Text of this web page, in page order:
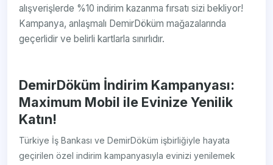
alışverişlerde %10 indirim kazanma fırsatı sizi bekliyor!
Kampanya, anlaşmalı DemirDöküm mağazalarında
geçerlidir ve belirli kartlarla sınırlıdır.
DemirDöküm İndirim Kampanyası:
Maximum Mobil ile Evinize Yenilik
Katın!
Türkiye İş Bankası ve DemirDöküm işbirliğiyle hayata
geçirilen özel indirim kampanyasıyla evinizi yenilemek